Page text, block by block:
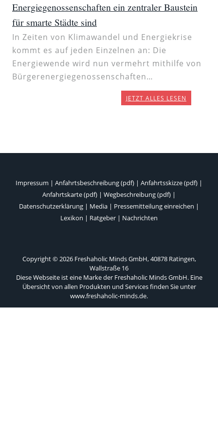
Energiegenossenschaften ein zentraler Baustein
für smarte Städte sind
In Zeiten von Klimawandel und Energiekrise
kommt es auf jeden Einzelnen an: Die
Energiewende wird nun vermehrt mithilfe von
Bürgerenergiegenossenschaften…
JETZT ALLES LESEN
Impressum | Anfahrtsbeschreibung (pdf) | Anfahrtsskizze (pdf) |
Anfahrtskarte (pdf) | Wegbeschreibung (pdf) |
Datenschutzerklärung | Media | Pressemitteilung einreichen |
Lexikon | Ratgeber | Nachrichten
Copyright © 2026 Freshaholic Minds GmbH, 40878 Ratingen,
Wallstraße 16
Diese Webseite ist eine Marke der Freshaholic Minds GmbH. Eine
Übersicht von allen Produkten und Services finden Sie unter
www.freshaholic-minds.de.